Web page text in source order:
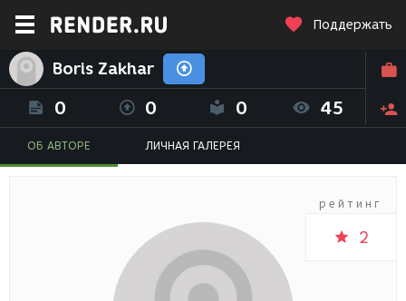
Поддержать
Boris Zakhar
0 0 0 45
ОБ АВТОРЕ ЛИЧНАЯ ГАЛЕРЕЯ
рейтинг
2